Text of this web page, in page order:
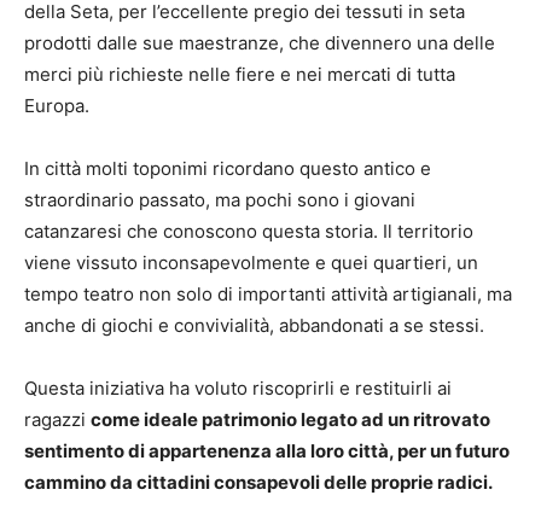
della Seta, per l’eccellente pregio dei tessuti in seta
prodotti dalle sue maestranze, che divennero una delle
merci più richieste nelle fiere e nei mercati di tutta
Europa.
In città molti toponimi ricordano questo antico e
straordinario passato, ma pochi sono i giovani
catanzaresi che conoscono questa storia. Il territorio
viene vissuto inconsapevolmente e quei quartieri, un
tempo teatro non solo di importanti attività artigianali, ma
anche di giochi e convivialità, abbandonati a se stessi.
Questa iniziativa ha voluto riscoprirli e restituirli ai
ragazzi come ideale patrimonio legato ad un ritrovato
sentimento di appartenenza alla loro città, per un futuro
cammino da cittadini consapevoli delle proprie radici.